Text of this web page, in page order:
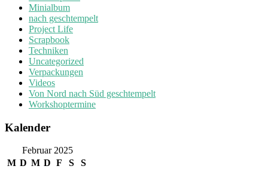
Minialbum
nach geschtempelt
Project Life
Scrapbook
Techniken
Uncategorized
Verpackungen
Videos
Von Nord nach Süd geschtempelt
Workshoptermine
Kalender
Februar 2025
M D M D F S
S